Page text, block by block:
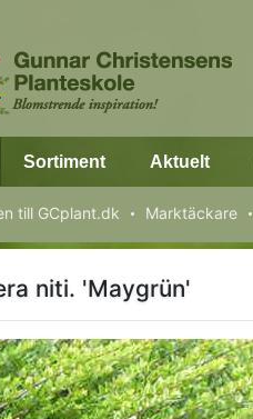
Sortiment Aktuelt
till GCplant.dk Marktäckare
niti. 'Maygrün'